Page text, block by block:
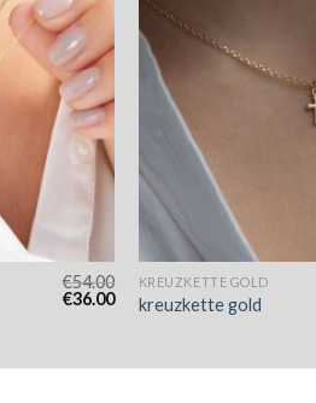
€54.00
€36.00
KREUZKETTE GOLD
kreuzkette gold